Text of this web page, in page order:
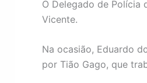
O Delegado de Polícia
Vicente.
Na ocasião, Eduardo
por Tião Gago, que